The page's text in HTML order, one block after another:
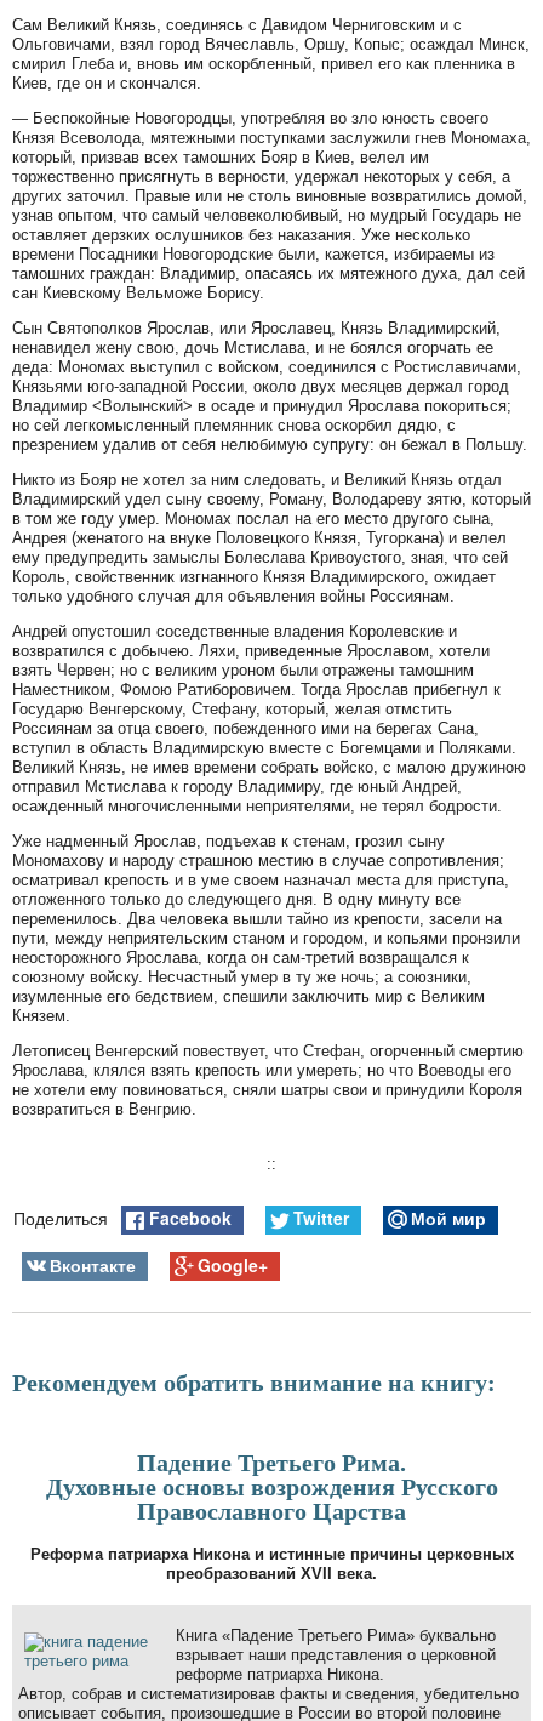
Сам Великий Князь, соединясь с Давидом Черниговским и с
Ольговичами, взял город Вячеславль, Оршу, Копыс; осаждал Минск,
смирил Глеба и, вновь им оскорбленный, привел его как пленника в
Киев, где он и скончался.
— Беспокойные Новогородцы, употребляя во зло юность своего
Князя Всеволода, мятежными поступками заслужили гнев Мономаха,
который, призвав всех тамошних Бояр в Киев, велел им
торжественно присягнуть в верности, удержал некоторых у себя, а
других заточил. Правые или не столь виновные возвратились домой,
узнав опытом, что самый человеколюбивый, но мудрый Государь не
оставляет дерзких ослушников без наказания. Уже несколько
времени Посадники Новогородские были, кажется, избираемы из
тамошних граждан: Владимир, опасаясь их мятежного духа, дал сей
сан Киевскому Вельможе Борису.
Сын Святополков Ярослав, или Ярославец, Князь Владимирский,
ненавидел жену свою, дочь Мстислава, и не боялся огорчать ее
деда: Мономах выступил с войском, соединился с Ростиславичами,
Князьями юго-западной России, около двух месяцев держал город
Владимир <Волынский> в осаде и принудил Ярослава покориться;
но сей легкомысленный племянник снова оскорбил дядю, с
презрением удалив от себя нелюбимую супругу: он бежал в Польшу.
Никто из Бояр не хотел за ним следовать, и Великий Князь отдал
Владимирский удел сыну своему, Роману, Володареву зятю, который
в том же году умер. Мономах послал на его место другого сына,
Андрея (женатого на внуке Половецкого Князя, Тугоркана) и велел
ему предупредить замыслы Болеслава Кривоустого, зная, что сей
Король, свойственник изгнанного Князя Владимирского, ожидает
только удобного случая для объявления войны Россиянам.
Андрей опустошил соседственные владения Королевские и
возвратился с добычею. Ляхи, приведенные Ярославом, хотели
взять Червен; но с великим уроном были отражены тамошним
Наместником, Фомою Ратиборовичем. Тогда Ярослав прибегнул к
Государю Венгерскому, Стефану, который, желая отмстить
Россиянам за отца своего, побежденного ими на берегах Сана,
вступил в область Владимирскую вместе с Богемцами и Поляками.
Великий Князь, не имев времени собрать войско, с малою дружиною
отправил Мстислава к городу Владимиру, где юный Андрей,
осажденный многочисленными неприятелями, не терял бодрости.
Уже надменный Ярослав, подъехав к стенам, грозил сыну
Мономахову и народу страшною местию в случае сопротивления;
осматривал крепость и в уме своем назначал места для приступа,
отложенного только до следующего дня. В одну минуту все
переменилось. Два человека вышли тайно из крепости, засели на
пути, между неприятельским станом и городом, и копьями пронзили
неосторожного Ярослава, когда он сам-третий возвращался к
союзному войску. Несчастный умер в ту же ночь; а союзники,
изумленные его бедствием, спешили заключить мир с Великим
Князем.
Летописец Венгерский повествует, что Стефан, огорченный смертию
Ярослава, клялся взять крепость или умереть; но что Воеводы его
не хотели ему повиноваться, сняли шатры свои и принудили Короля
возвратиться в Венгрию.
::
Поделиться Facebook Twitter
Мой мир
Вконтакте
Google+
Рекомендуем обратить внимание на книгу:
Падение Третьего Рима.
Духовные основы возрождения Русского
Православного Царства
Реформа патриарха Никона и истинные причины церковных
преобразований XVII века.
Книга «Падение Третьего Рима» буквально
взрывает наши представления о церковной
реформе патриарха Никона.
Автор, собрав и систематизировав факты и сведения, убедительно
описывает события, произошедшие в России во второй половине